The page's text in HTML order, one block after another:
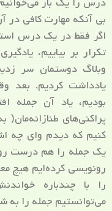
بی آنکه مهارت کافی در
اگر فقط در یک درس
تکرار بر بیاییم،
وبلاگ دوستمان سر
یادداشت کردیم. بعد
بودیم، یاد آن جمله
پراکنی‌های
کنیم که دیدم وای چه
یک جمله را هم درست
رونویسی کرده‌ایم هیچ
را با چندباره
می‌توانستیم جمله را